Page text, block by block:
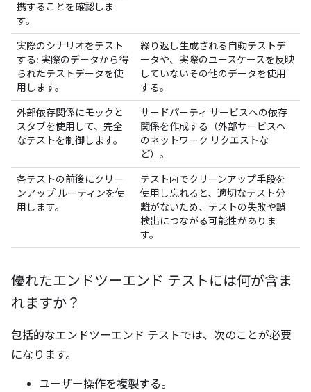
携することを確認しま
す。
実際のシナリオをテスト
する: 実際のデータから得
られたテストデータを使
用します。
繰り返し生成される自動テストデ
ータや、実際のユースケースを反映
していないその他のデータを使用
する。
外部依存関係にモックと
スタブを使用して、完全
なテストを制御します。
サードパーティ サービスへの依存
関係を作成する（外部サービスへ
のネットワーク リクエストな
ど）。
各テストの前後にクリー
ンアップ ルーティンを使
用します。
テスト内でクリーンアップ手段を
使用し忘れると、適切なテスト分
離がないため、テストの失敗や誤
検出につながる可能性がありま
す。
優れたエンドツーエンド テストには何が含ま
れますか？
包括的なエンドツーエンド テストでは、次のことが必要
になります。
ユーザー操作を複製する。